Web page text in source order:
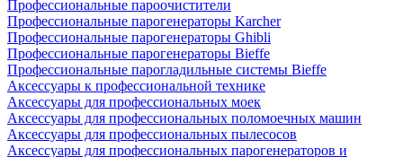
Профессиональные пароочистители
Профессиональные парогенераторы Karcher
Профессиональные парогенераторы Ghibli
Профессиональные парогенераторы Bieffe
Профессиональные парогладильные системы Bieffe
Аксессуары к профессиональной технике
Аксессуары для профессиональных моек
Аксессуары для профессиональных поломоечных машин
Аксессуары для профессиональных пылесосов
Аксессуары для профессиональных парогенераторов и